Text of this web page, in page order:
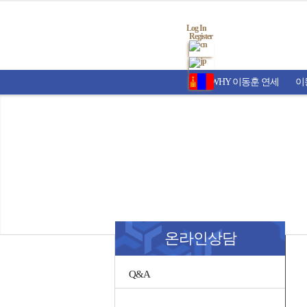
Log In
Register
WHY 이동훈 연세 이
온라인상담
Q&A